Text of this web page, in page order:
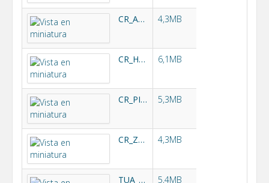
CR_ARACENA.pdf 4,3MB
CR_HUESNA.pdf 6,1MB
CR_PINTADO.pdf 5,3MB
CR_ZUFRE.pdf 4,3MB
TUA_BAJO_GUADALQUIVIR.pdf 5,4MB